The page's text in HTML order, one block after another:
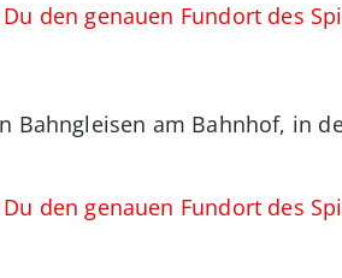
den genauen Fundort des
Bahngleisen am Bahnhof, in
den genauen Fundort des